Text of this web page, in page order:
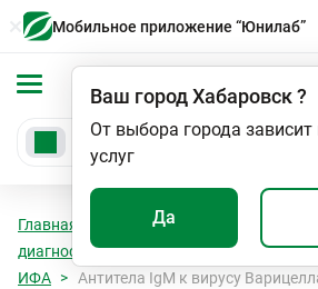
Мобильное приложение “Юнилаб”
Ваш городХабаровск?
От выбора города зависит
услуг
Да
Главная Анализы
диагностика инфекционных
ИФА
Антитела IgМ к вирусу